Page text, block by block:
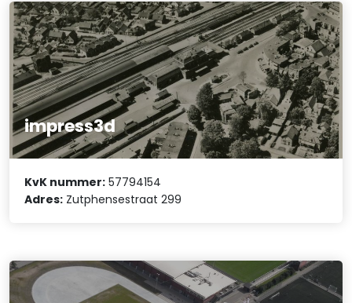
impress3d
KvK nummer: 57794154
Adres: Zutphensestraat 299